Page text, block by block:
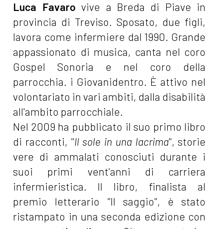
Luca Favaro vive a Breda di Piave in
provincia di Treviso. Sposato, due figli,
lavora come infermiere dal 1990. Grande
appassionato di musica, canta nel coro
Gospel Sonoria e nel coro della
parrocchia. i Giovanidentro. È attivo nel
volontariato in vari ambiti, dalla disabilità
all'ambito parrocchiale.
Nel 2009 ha pubblicato il suo primo libro
di racconti, "Il sole in una lacrima", storie
vere di ammalati conosciuti durante i
suoi primi vent'anni di carriera
infermieristica. Il libro, finalista al
premio letterario "Il saggio", è stato
ristampato in una seconda edizione con